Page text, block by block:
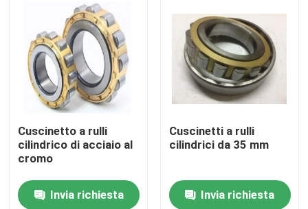
Casa.
Cuscinetto a rulli
cilindrico di acciaio al
cromo
Invia richiesta
Cuscinetti a rulli
cilindrici da 35 mm
Invia richiesta